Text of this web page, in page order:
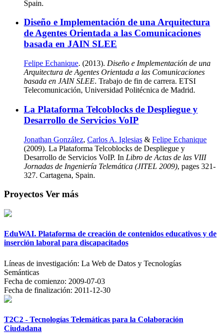
Spain.
Diseño e Implementación de una Arquitectura
de Agentes Orientada a las Comunicaciones
basada en JAIN SLEE
Felipe Echanique. (2013). Diseño e Implementación de una
Arquitectura de Agentes Orientada a las Comunicaciones
basada en JAIN SLEE. Trabajo de fin de carrera. ETSI
Telecomunicación, Universidad Politécnica de Madrid.
La Plataforma Telcoblocks de Despliegue y
Desarrollo de Servicios VoIP
Jonathan González, Carlos A. Iglesias & Felipe Echanique
(2009). La Plataforma Telcoblocks de Despliegue y
Desarrollo de Servicios VoIP. In Libro de Actas de las VIII
Jornadas de Ingeniería Telemática (JITEL 2009), pages 321-
327. Cartagena, Spain.
Proyectos Ver más
EduWAI. Plataforma de creación de contenidos educativos y de
inserción laboral para discapacitados
Líneas de investigación: La Web de Datos y Tecnologías
Semánticas
Fecha de comienzo: 2009-07-03
Fecha de finalización: 2011-12-30
T2C2 - Tecnologías Telemáticas para la Colaboración
Ciudadana